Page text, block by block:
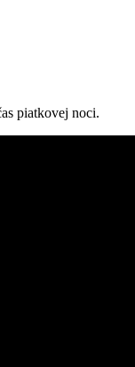
piatkovej noci.